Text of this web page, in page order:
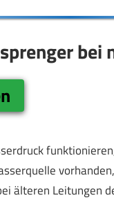
älteren Leitungen